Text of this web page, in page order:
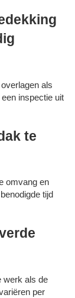
als
inspectie uit
te
omvang en
tijd
werk als de
per